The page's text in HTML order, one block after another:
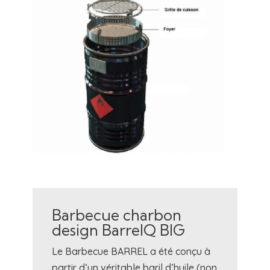
Barbecue charbon
design BarrelQ BIG
Le Barbecue BARREL a été conçu à